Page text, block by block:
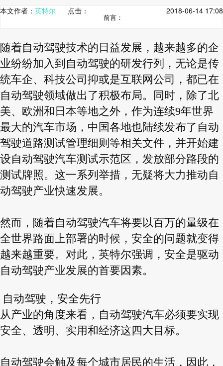
本文作者： 英特尔 点击： 2018-06-14 17:08
前言：
随着自动驾驶技术的日益发展，越来越多的企
业纷纷加入到自动驾驶的研发行列，无论是传
统车企、科技公司抑或是互联网公司，都已在
自动驾驶领域做出了积极布局。同时，除了北
美、欧洲和日本等地之外，作为连续9年世界
最大的汽车市场，中国各地也陆续发布了自动
驾驶道路测试管理细则等相关文件，并开始建
设自动驾驶汽车测试示范区，发放部分路段的
测试牌照。这一系列举措，无疑将大力推动自
动驾驶产业快速发展。
然而，随着自动驾驶汽车将要以百万的量级在
全世界路面上部署的时候，安全的问题就变得
越来越重要。对此，英特尔强调，安全是驱动
自动驾驶产业发展的首要因素。
自动驾驶，安全先行
从产业的角度来看，自动驾驶汽车必须要实现
安全、透明、实用和经济这四大目标。
自动驾驶会触及每个城市居民的生活，因此，